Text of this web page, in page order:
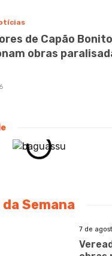
de Capão Bonito
obras
Semana
7 de